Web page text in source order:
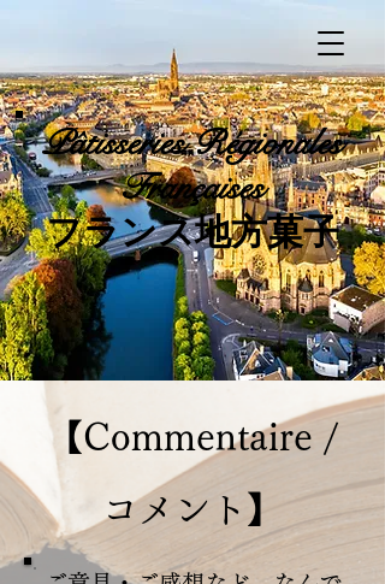
PâtisseriesRégionales
Françaises
​フランス地方菓子
【Commentaire /
コメント】